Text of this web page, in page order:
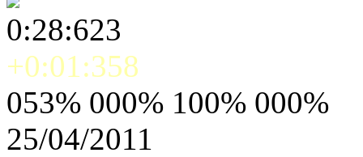
0:28:623
+0:01:358
053% 000% 100% 000%
25/04/2011